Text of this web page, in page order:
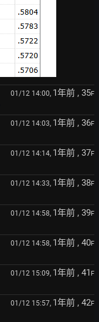
01/12 14:00, 1年前 , 35F
01/12 14:03, 1年前 , 36F
01/12 14:14, 1年前 , 37F
01/12 14:33, 1年前 , 38F
01/12 14:58, 1年前 , 39F
01/12 14:58, 1年前 , 40F
01/12 15:09, 1年前 , 41 F
01/12 15:57, 1年前 , 42F